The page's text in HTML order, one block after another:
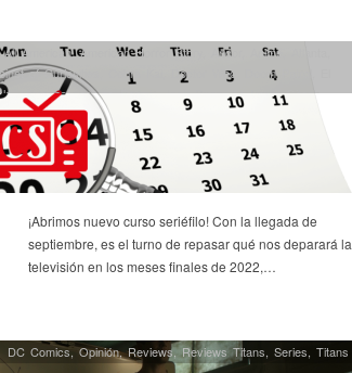
All American,American Horror Story Andor Anime
of Curiosities Cobra Kai Doctor Who Doom Patrol
,Historias para no Dormir,Jack Ryan,La Novia Gitana,
of Power,Manifest ,Midnight Club Mosquito Coast
,Noticias, Pantheon,Rick and Morty Series Shantaram
,Star Wars, Stargirl Tales of the Jedi The Crown ,The
,The Handmaid's Tale, The Peripheral The Rookie
,Titans ,Un Asunto Privado Wednesday ¡García!
¡Abrimos nuevo curso seriéfilo! Con la llegada de
septiembre, es el turno de repasar qué nos deparará la
televisión en los meses finales de 2022,…
DC Comics,Opinión,Reviews,Reviews Titans,Series,Titans